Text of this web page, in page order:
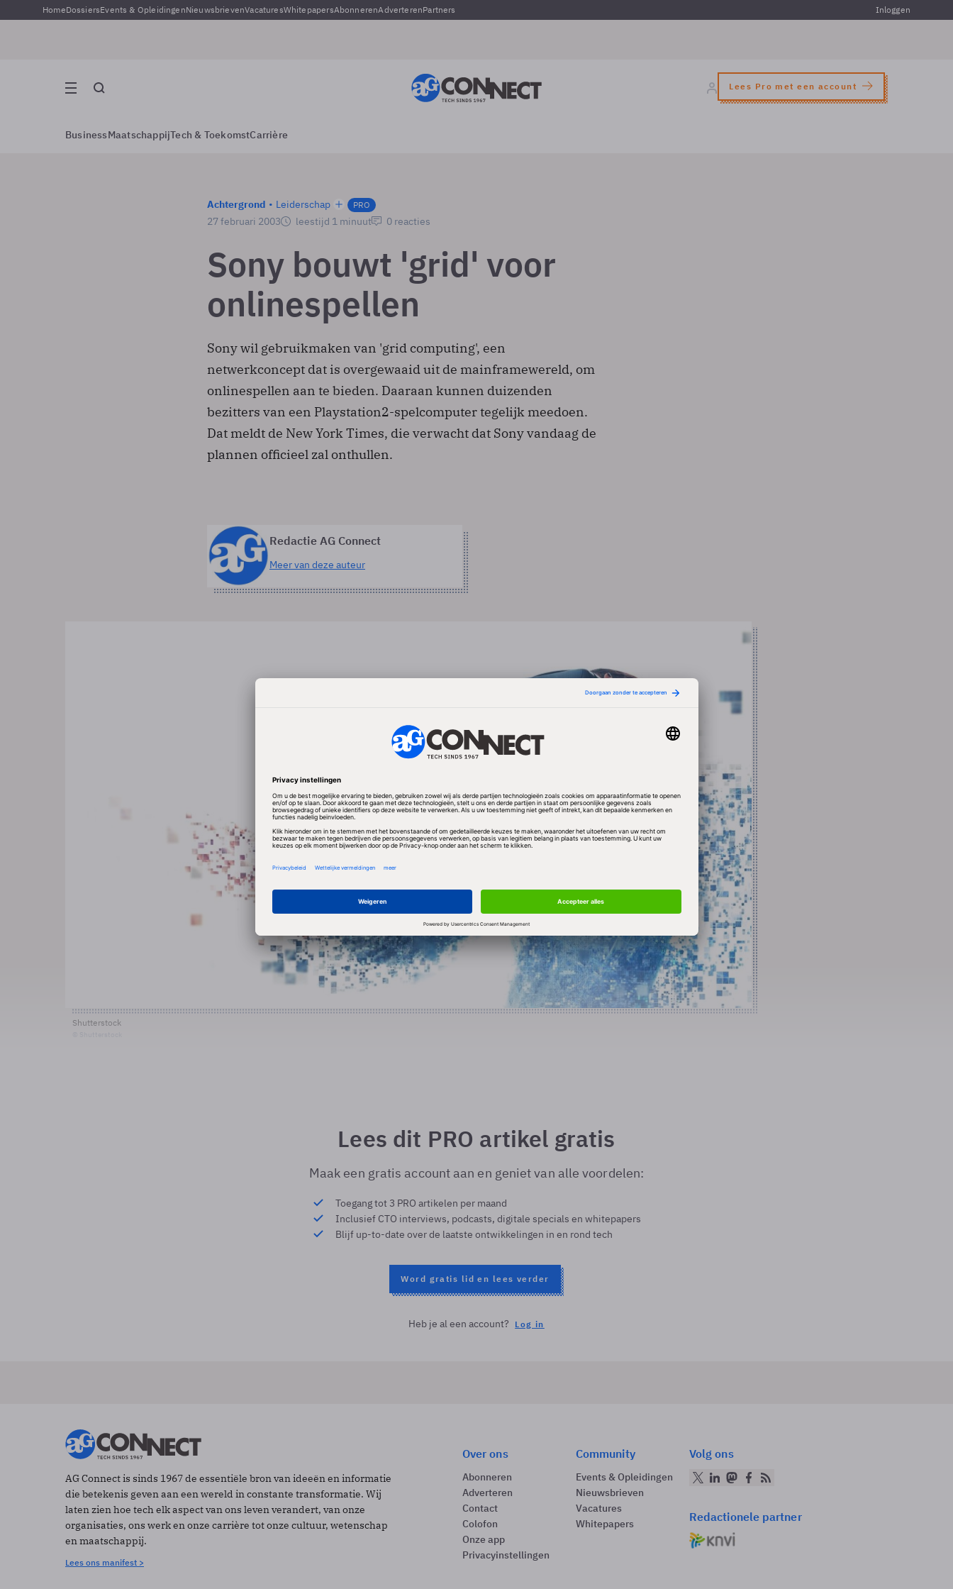
HomeDossiersEvents & OpleidingenNieuwsbrievenVacaturesWhitepapersAbonnerenAdverterenPartners Inloggen
Lees Pro met een account
BusinessMaatschappijTech & ToekomstCarrière
Achtergrond Leiderschap PRO
27 februari 2003 leestijd 1 minuut 0 reacties
Sony bouwt 'grid' voor
onlinespellen
Sony wil gebruikmaken van 'grid computing', een
netwerkconcept dat is overgewaaid uit de mainframewereld, om
onlinespellen aan te bieden. Daaraan kunnen duizenden
bezitters van een Playstation2-spelcomputer tegelijk meedoen.
Dat meldt de New York Times, die verwacht dat Sony vandaag de
plannen officieel zal onthullen.
Redactie AG Connect
Meer van deze auteur
Shutterstock
Lees dit PRO artikel gratis
Maak een gratis account aan en geniet van alle voordelen:
Toegang tot 3 PRO artikelen per maand
Inclusief CTO interviews, podcasts, digitale specials en whitepapers
Blijf up-to-date over de laatste ontwikkelingen in en rond tech
Word gratis lid en lees verder
Heb je al een account? Log in
AG Connect is sinds 1967 de essentiële bron van ideeën en informatie
die betekenis geven aan een wereld in constante transformatie. Wij
laten zien hoe tech elk aspect van ons leven verandert, van onze
organisaties, ons werk en onze carrière tot onze cultuur, wetenschap
en maatschappij.
Lees ons manifest >
Over ons
Abonneren
Adverteren
Contact
Colofon
Onze app
Privacyinstellingen
Community
Events & Opleidingen
Nieuwsbrieven
Vacatures
Whitepapers
Volg ons
Redactionele partner